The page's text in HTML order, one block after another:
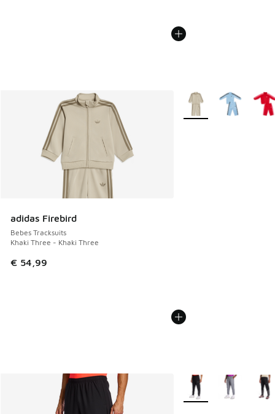
adidas Firebird
Bebes Tracksuits
Khaki Three - Khaki Three
€ 54,99
Plus de couleurs
Plus de couleurs